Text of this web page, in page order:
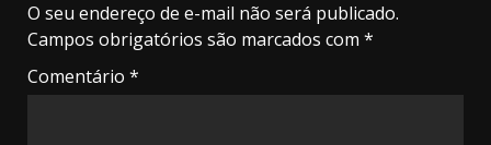
O seu endereço de e-mail não será publicado.
Campos obrigatórios são marcados com *
Comentário *